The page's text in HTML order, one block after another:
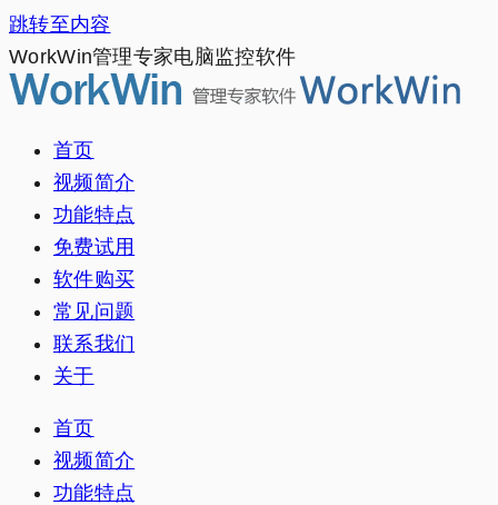
跳转至内容
WorkWin管理专家电脑监控软件
首页
视频简介
功能特点
免费试用
软件购买
常见问题
联系我们
关于
首页
视频简介
功能特点